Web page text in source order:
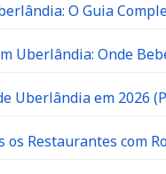
O Guia
Uberlândia: Onde
Uberlândia em 2026
os Restaurantes com